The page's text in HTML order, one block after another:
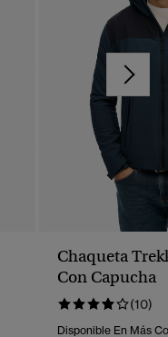
Chaqueta
Con Capucha
(10)
Disponible En Más